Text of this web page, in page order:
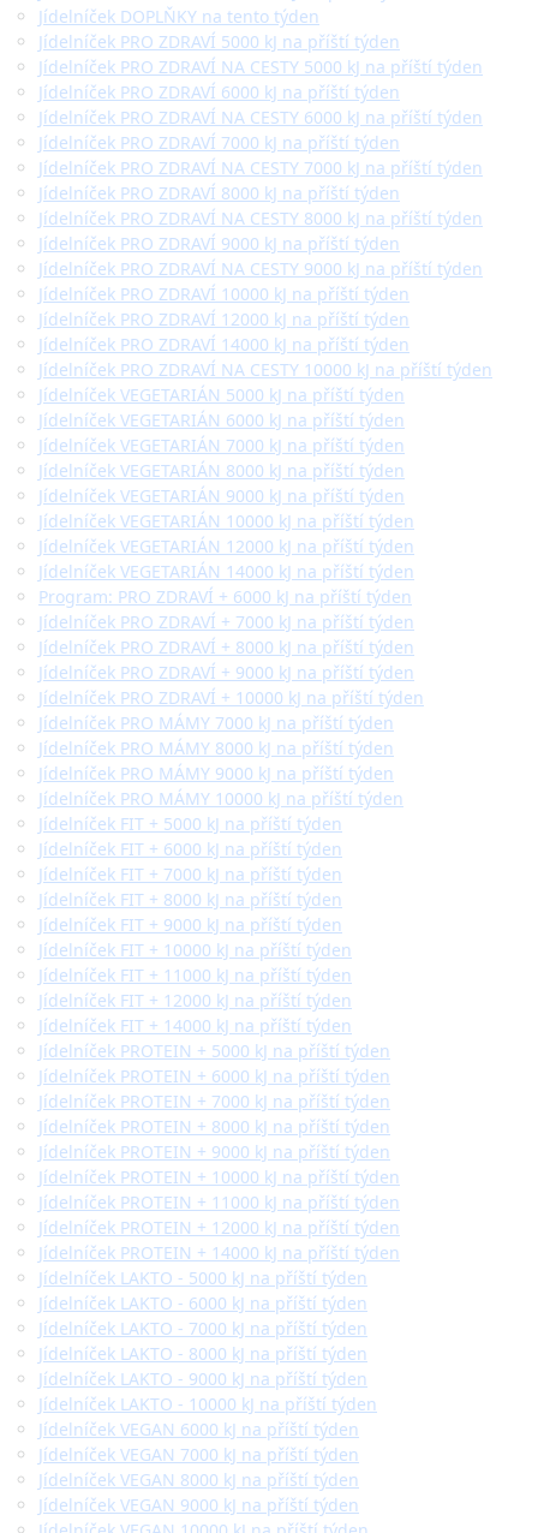
Jídelníček DOPLŇKY na tento týden
Jídelníček PRO ZDRAVÍ 5000 kJ na příští týden
Jídelníček PRO ZDRAVÍ NA CESTY 5000 kJ na příští týden
Jídelníček PRO ZDRAVÍ 6000 kJ na příští týden
Jídelníček PRO ZDRAVÍ NA CESTY 6000 kJ na příští týden
Jídelníček PRO ZDRAVÍ 7000 kJ na příští týden
Jídelníček PRO ZDRAVÍ NA CESTY 7000 kJ na příští týden
Jídelníček PRO ZDRAVÍ 8000 kJ na příští týden
Jídelníček PRO ZDRAVÍ NA CESTY 8000 kJ na příští týden
Jídelníček PRO ZDRAVÍ 9000 kJ na příští týden
Jídelníček PRO ZDRAVÍ NA CESTY 9000 kJ na příští týden
Jídelníček PRO ZDRAVÍ 10000 kJ na příští týden
Jídelníček PRO ZDRAVÍ 12000 kJ na příští týden
Jídelníček PRO ZDRAVÍ 14000 kJ na příští týden
Jídelníček PRO ZDRAVÍ NA CESTY 10000 kJ na příští týden
Jídelníček VEGETARIÁN 5000 kJ na příští týden
Jídelníček VEGETARIÁN 6000 kJ na příští týden
Jídelníček VEGETARIÁN 7000 kJ na příští týden
Jídelníček VEGETARIÁN 8000 kJ na příští týden
Jídelníček VEGETARIÁN 9000 kJ na příští týden
Jídelníček VEGETARIÁN 10000 kJ na příští týden
Jídelníček VEGETARIÁN 12000 kJ na příští týden
Jídelníček VEGETARIÁN 14000 kJ na příští týden
Program: PRO ZDRAVÍ + 6000 kJ na příští týden
Jídelníček PRO ZDRAVÍ + 7000 kJ na příští týden
Jídelníček PRO ZDRAVÍ + 8000 kJ na příští týden
Jídelníček PRO ZDRAVÍ + 9000 kJ na příští týden
Jídelníček PRO ZDRAVÍ + 10000 kJ na příští týden
Jídelníček PRO MÁMY 7000 kJ na příští týden
Jídelníček PRO MÁMY 8000 kJ na příští týden
Jídelníček PRO MÁMY 9000 kJ na příští týden
Jídelníček PRO MÁMY 10000 kJ na příští týden
Jídelníček FIT + 5000 kJ na příští týden
Jídelníček FIT + 6000 kJ na příští týden
Jídelníček FIT + 7000 kJ na příští týden
Jídelníček FIT + 8000 kJ na příští týden
Jídelníček FIT + 9000 kJ na příští týden
Jídelníček FIT + 10000 kJ na příští týden
Jídelníček FIT + 11000 kJ na příští týden
Jídelníček FIT + 12000 kJ na příští týden
Jídelníček FIT + 14000 kJ na příští týden
Jídelníček PROTEIN + 5000 kJ na příští týden
Jídelníček PROTEIN + 6000 kJ na příští týden
Jídelníček PROTEIN + 7000 kJ na příští týden
Jídelníček PROTEIN + 8000 kJ na příští týden
Jídelníček PROTEIN + 9000 kJ na příští týden
Jídelníček PROTEIN + 10000 kJ na příští týden
Jídelníček PROTEIN + 11000 kJ na příští týden
Jídelníček PROTEIN + 12000 kJ na příští týden
Jídelníček PROTEIN + 14000 kJ na příští týden
Jídelníček LAKTO - 5000 kJ na příští týden
Jídelníček LAKTO - 6000 kJ na příští týden
Jídelníček LAKTO - 7000 kJ na příští týden
Jídelníček LAKTO - 8000 kJ na příští týden
Jídelníček LAKTO - 9000 kJ na příští týden
Jídelníček LAKTO - 10000 kJ na příští týden
Jídelníček VEGAN 6000 kJ na příští týden
Jídelníček VEGAN 7000 kJ na příští týden
Jídelníček VEGAN 8000 kJ na příští týden
Jídelníček VEGAN 9000 kJ na příští týden